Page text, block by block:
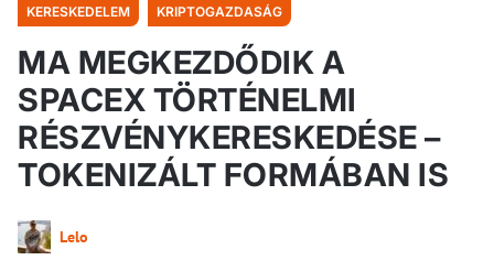
KERESKEDELEM KRIPTOGAZDASÁG
MA MEGKEZDŐDIK A
SPACEX TÖRTÉNELMI
RÉSZVÉNYKERESKEDÉSE –
TOKENIZÁLT FORMÁBAN IS
Lelo